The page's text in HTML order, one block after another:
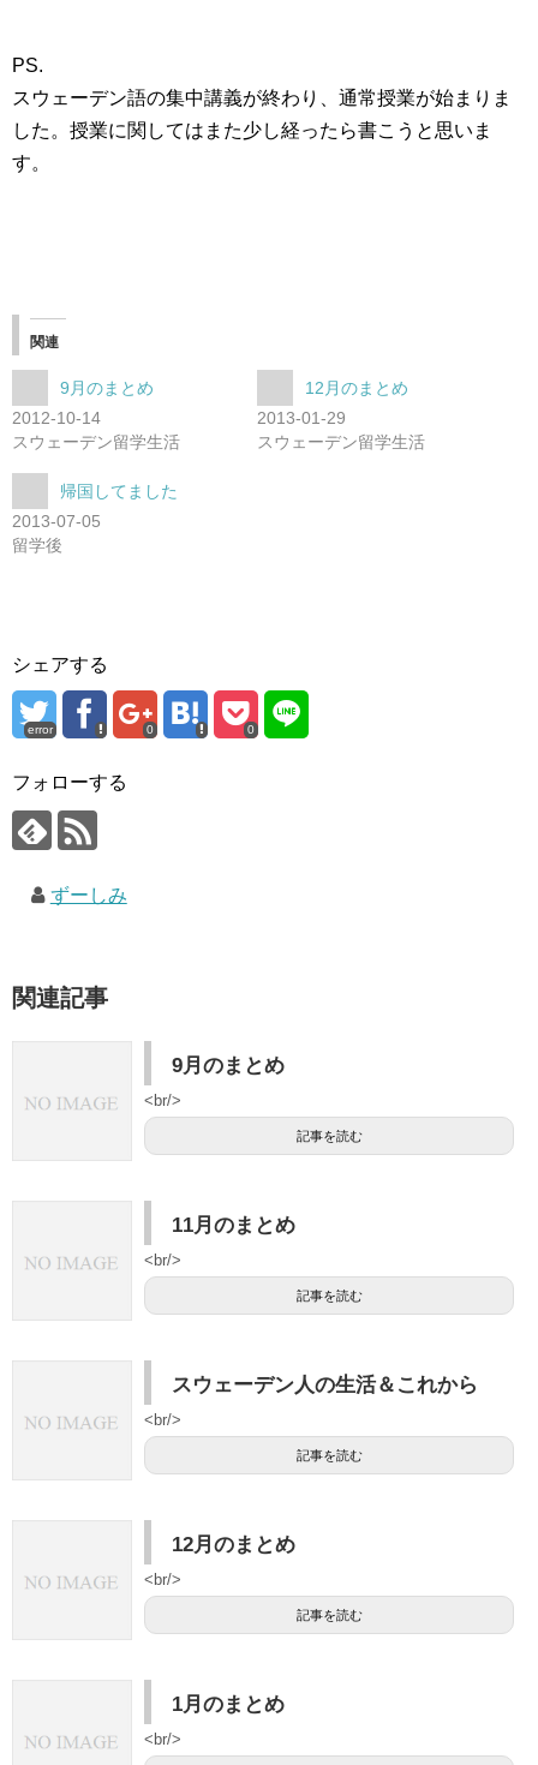
PS.
スウェーデン語の集中講義が終わり、通常授業が始まりま
した。授業に関してはまた少し経ったら書こうと思いま
す。
関連
9月のまとめ
2012-10-14
スウェーデン留学生活
12月のまとめ
2013-01-29
スウェーデン留学生活
帰国してました
2013-07-05
留学後
シェアする
error 0 0
フォローする
ずーしみ
関連記事
9月のまとめ
<br/>
記事を読む
11月のまとめ
<br/>
記事を読む
スウェーデン人の生活＆これから
<br/>
記事を読む
12月のまとめ
<br/>
記事を読む
1月のまとめ
<br/>